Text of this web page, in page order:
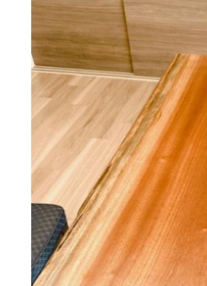
商品情報
直営店
イベント
WEBカタログ